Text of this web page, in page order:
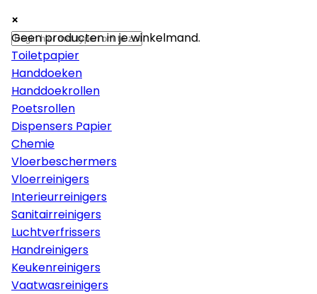
×
Papier
Toiletpapier
Handdoeken
Handdoekrollen
Poetsrollen
Dispensers Papier
Chemie
Vloerbeschermers
Vloerreinigers
Interieurreinigers
Sanitairreinigers
Luchtverfrissers
Handreinigers
Keukenreinigers
Vaatwasreinigers
×
×
Geen producten in je winkelmand.